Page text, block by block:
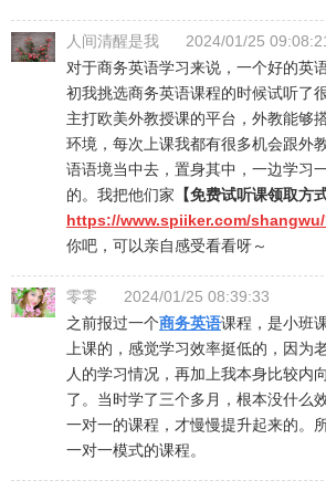
人间清醒是我
2024/01/25
对于商务英语学习来说，一个好的英
初我挑选商务英语课程的时候试听了
主打欧美外教授课的平台，外教能够
环境，每次上课我都有很多机会跟外
语语境当中去，置身其中，一边学习
的。我把他们家 【免费试听课领取方
https://www.spiiker.com/
你吧，可以亲自感受看看呀～
零零
2024/01/25 08:39:33
之前报过一个商务英语课程，是小班
上课的，感觉学习效率挺低的，因为
人的学习情况，再加上我本身比较内
了。当时学了三个多月，根本没什么
一对一的课程，才慢慢提升起来的。
一对一模式的课程。